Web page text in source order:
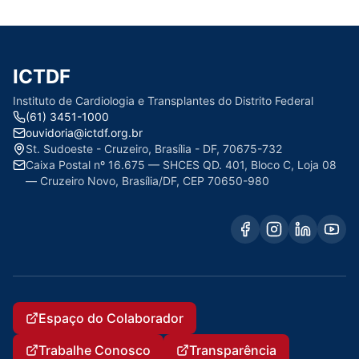
ICTDF
Instituto de Cardiologia e Transplantes do Distrito Federal
(61) 3451-1000
ouvidoria@ictdf.org.br
St. Sudoeste - Cruzeiro, Brasília - DF, 70675-732
Caixa Postal nº 16.675 — SHCES QD. 401, Bloco C, Loja 08
— Cruzeiro Novo, Brasília/DF, CEP 70650-980
Espaço do Colaborador
Trabalhe Conosco
Transparência